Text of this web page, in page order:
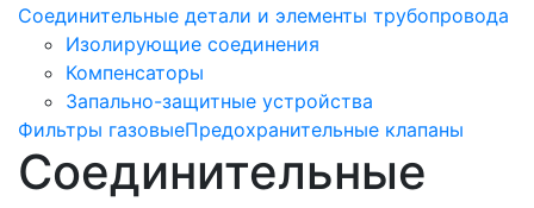
Соединительные детали и элементы трубопровода
Изолирующие соединения
Компенсаторы
Запально-защитные устройства
Фильтры газовыеПредохранительные клапаны
Соединительные